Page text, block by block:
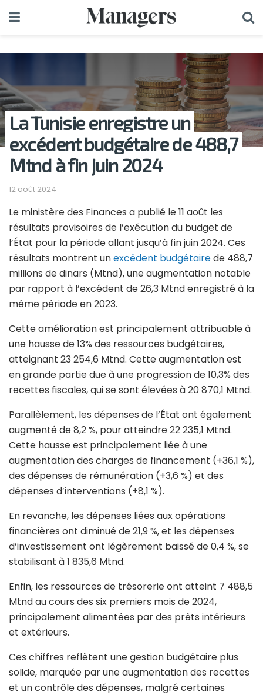
La Tunisie enregistre un
excédent budgétaire de 488,7
Mtnd à fin juin 2024
12 août 2024
Le ministère des Finances a publié le 11 août les
résultats provisoires de l’exécution du budget de
l’État pour la période allant jusqu’à fin juin 2024. Ces
résultats montrent unexcédent budgétairede 488,7
millions de dinars (Mtnd), une augmentation notable
par rapport à l’excédent de 26,3 Mtnd enregistré à la
même période en 2023.
Cette amélioration est principalement attribuable à
une hausse de 13% des ressources budgétaires,
atteignant 23 254,6 Mtnd. Cette augmentation est
en grande partie due à une progression de 10,3% des
recettes fiscales, qui se sont élevées à 20 870,1 Mtnd.
Parallèlement, les dépenses de l’État ont également
augmenté de 8,2 %, pour atteindre 22 235,1 Mtnd.
Cette hausse est principalement liée à une
augmentation des charges de financement (+36,1 %),
des dépenses de rémunération (+3,6 %) et des
dépenses d’interventions (+8,1 %).
En revanche, les dépenses liées aux opérations
financières ont diminué de 21,9 %, et les dépenses
d’investissement ont légèrement baissé de 0,4 %, se
stabilisant à 1 835,6 Mtnd.
Enfin, les ressources de trésorerie ont atteint 7 488,5
Mtnd au cours des six premiers mois de 2024,
principalement alimentées par des prêts intérieurs
et extérieurs.
Ces chiffres reflètent une gestion budgétaire plus
solide, marquée par une augmentation des recettes
et un contrôle des dépenses, malgré certaines